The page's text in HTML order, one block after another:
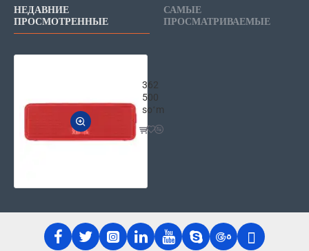
НЕДАВНИЕ
ПРОСМОТРЕННЫЕ
САМЫЕ
ПРОСМАТРИВАЕМЫЕ
362
500
soʻm